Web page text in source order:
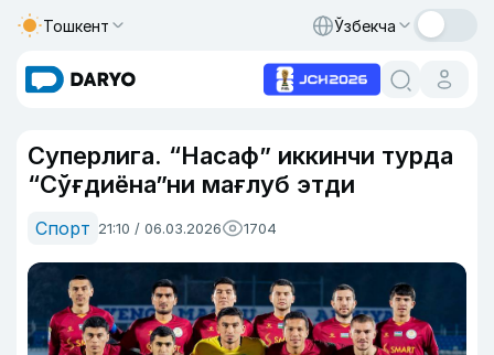
Тошкент Ўзбекча
Суперлига. “Насаф” иккинчи турда
“Сўғдиёна”ни мағлуб этди
Спорт 21:10 / 06.03.2026 1704